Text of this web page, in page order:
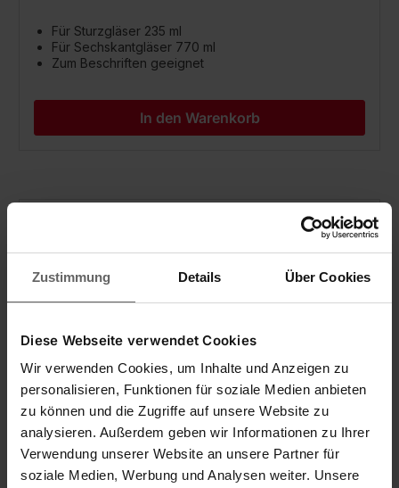
Zustimmung Details Über Cookies
Diese Webseite verwendet Cookies
Wir verwenden Cookies, um Inhalte und Anzeigen zu
personalisieren, Funktionen für soziale Medien anbieten
zu können und die Zugriffe auf unsere Website zu
analysieren. Außerdem geben wir Informationen zu Ihrer
Verwendung unserer Website an unsere Partner für
soziale Medien, Werbung und Analysen weiter. Unsere
Für Sturzgläser 235 ml
Für Sechskantgläser 770 ml
Zum Beschriften geeignet
In den Warenkorb
3 Abstreifgummis und Feder
Kirschentkerner